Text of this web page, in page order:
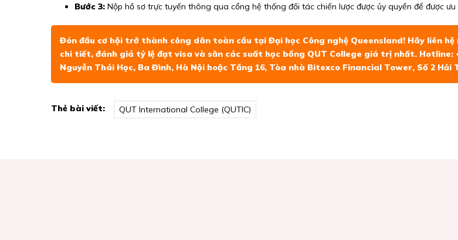
Bước 3: Nộp hồ sơ trực tuyến thông qua cổng hệ thống đối tác chiến lược được ủy quyền để được
Đón đầu cơ hội trở thành công dân toàn cầu tại Đại học Công nghệ Queensland! Hãy liên hệ
chi tiết, đánh giá tỷ lệ đạt visa và săn các suất học bổng QUT College giá trị nhất. Hotline:
Nguyễn Thái Học, Ba Đình, Hà Nội hoặc Tầng 16, Tòa nhà Bitexco Financial Tower, Số 2 Hải
Thẻ bài viết: QUT International College (QUTIC)